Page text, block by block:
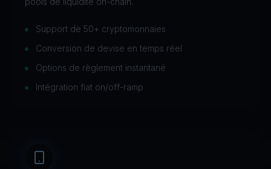
Support de 50+ cryptomonnaies
Conversion de devise en temps réel
Options de règlement instantané
Intégration fiat on/off-ramp